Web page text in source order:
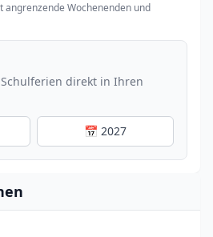
angrenzende Wochenenden und
direkt in Ihren
📅 2027